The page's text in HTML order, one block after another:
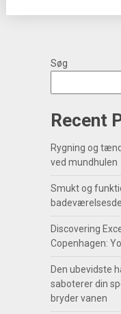
Søg
Recent
Rygning og
ved mundhulen
Smukt og
Discovering
Copenhagen:
Den ubevidste
saboterer din
bryder vanen